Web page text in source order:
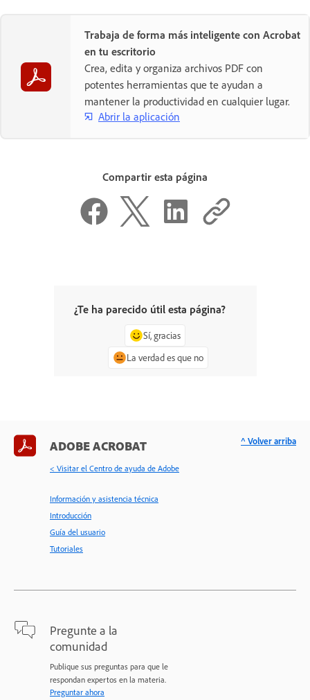
Trabaja de forma más inteligente con Acrobat
en tu escritorio
Crea, edita y organiza archivos PDF con
potentes herramientas que te ayudan a
mantener la productividad en cualquier lugar.
Abrir la aplicación
Compartir esta página
¿Te ha parecido útil esta página?
Sí, gracias
La verdad es que no
ADOBE ACROBAT
< Visitar el Centro de ayuda de Adobe
Información y asistencia técnica
Introducción
Guía del usuario
Tutoriales
Pregunte a la
comunidad
Publique sus preguntas para que le
respondan expertos en la materia.
Preguntar ahora
^ Volver arriba